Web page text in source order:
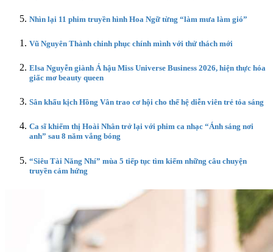
Nhìn lại 11 phim truyền hình Hoa Ngữ từng “làm mưa làm gió”
Vũ Nguyên Thành chinh phục chính mình với thử thách mới
Elsa Nguyễn giành Á hậu Miss Universe Business 2026, hiện thực hóa
giấc mơ beauty queen
Sân khấu kịch Hồng Vân trao cơ hội cho thế hệ diễn viên trẻ tỏa sáng
Ca sĩ khiếm thị Hoài Nhân trở lại với phim ca nhạc “Ánh sáng nơi
anh” sau 8 năm vắng bóng
“Siêu Tài Năng Nhí” mùa 5 tiếp tục tìm kiếm những câu chuyện
truyền cảm hứng